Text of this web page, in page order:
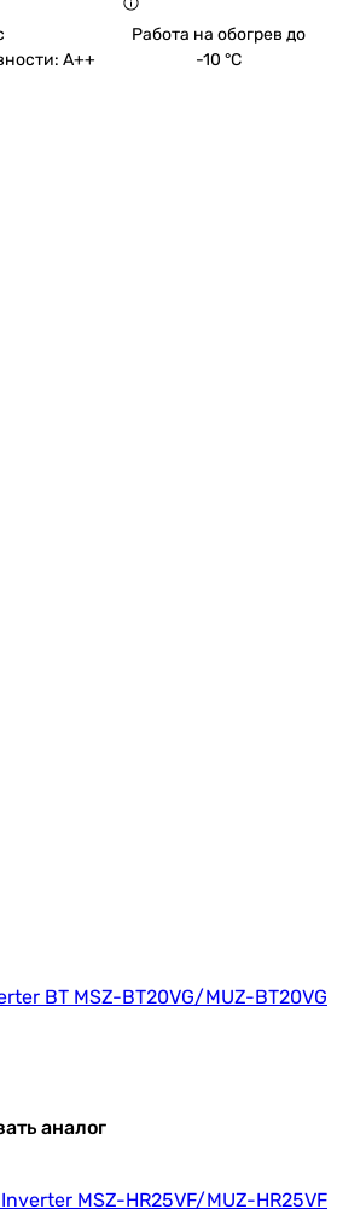
A++
Работа на обогрев до
-10 °C
BT MSZ-BT20VG/MUZ-BT20VG
аналог
MSZ-HR25VF/MUZ-HR25VF